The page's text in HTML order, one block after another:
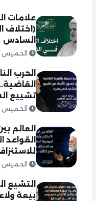
علامات
(اختلاف
السادس
الخميس 06 آب 2026
الحرب
تشييع
الخميس 06 آب 2026
العالم
الخميس 06 آب 2026
التشيع
بيعة